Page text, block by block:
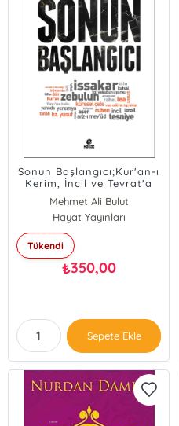
Sonun Başlangıcı;Kur'an-ı
Kerim, İncil ve Tevrat'a
Göre
Mehmet Ali Bulut
Hayat Yayınları
Tükendi
₺350,00
Sepete Ekle